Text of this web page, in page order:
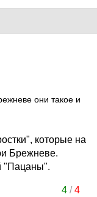
они такое и
которые на
Брежневе.
"Пацаны".
4/4